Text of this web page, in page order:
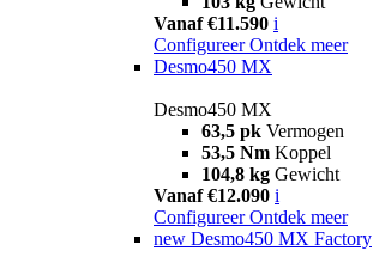
Vanaf €11.590 i
Configureer Ontdek meer
Desmo450 MX
Desmo450 MX
63,5 pk Vermogen
53,5 Nm Koppel
104,8 kg Gewicht
Vanaf €12.090 i
Configureer Ontdek meer
new Desmo450 MX Factory